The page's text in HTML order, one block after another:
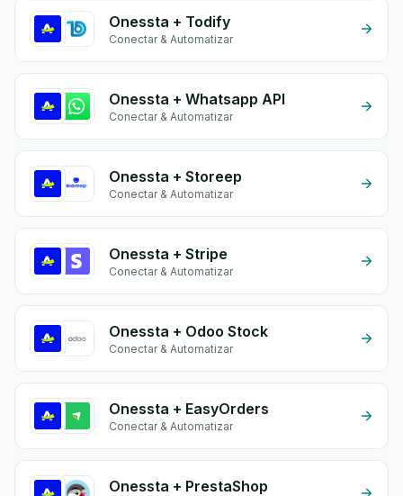
Onessta + Todify
Conectar & Automatizar
Onessta + Whatsapp API
Conectar & Automatizar
Onessta + Storeep
Conectar & Automatizar
Onessta + Stripe
Conectar & Automatizar
Onessta + Odoo Stock
Conectar & Automatizar
Onessta + EasyOrders
Conectar & Automatizar
Onessta + PrestaShop